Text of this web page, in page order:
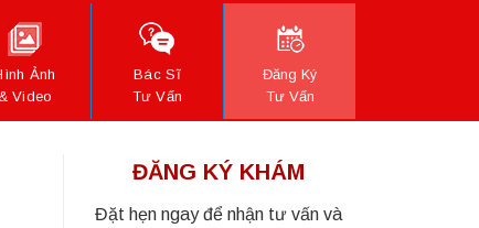
Ảnh
Video
Bác Sĩ
Tư Vấn
Đăng Ký
Tư Vấn
ĐĂNG KÝ KHÁM
Đặt hẹn ngay để nhận tư vấn và